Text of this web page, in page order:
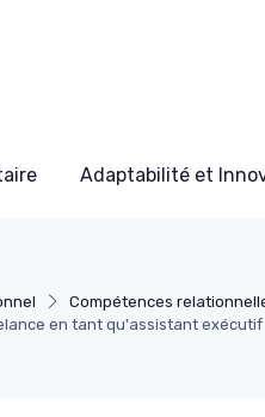
Adaptabilité et
Compétences
en tant qu'assistant exécutif